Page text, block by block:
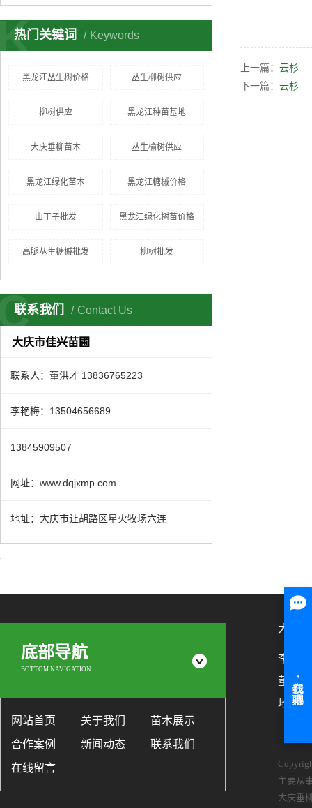
热门关键词 Keywords
黑龙江丛生树价格 丛生柳树供应
柳树供应 黑龙江种苗基地
大庆垂柳苗木 丛生榆树供应
黑龙江绿化苗木 黑龙江糖槭价格
山丁子批发 黑龙江绿化树苗价格
高腿丛生糖槭批发 柳树批发
联系我们 Contact Us
大庆市佳兴苗圃
联系人：董洪才 13836765223
李艳梅：13504656689
13845909507
网址：www.dqjxmp.com
地址：大庆市让胡路区星火牧场六连
上一篇： 云杉
下一篇： 云杉
底部导航
BOTTOM NAVIGATION
网站首页 关于我们
苗木展示
合作案例
新闻动态
联系我们
在线留言
大庆
李艳梅
董洪
地址
主要从
大庆垂